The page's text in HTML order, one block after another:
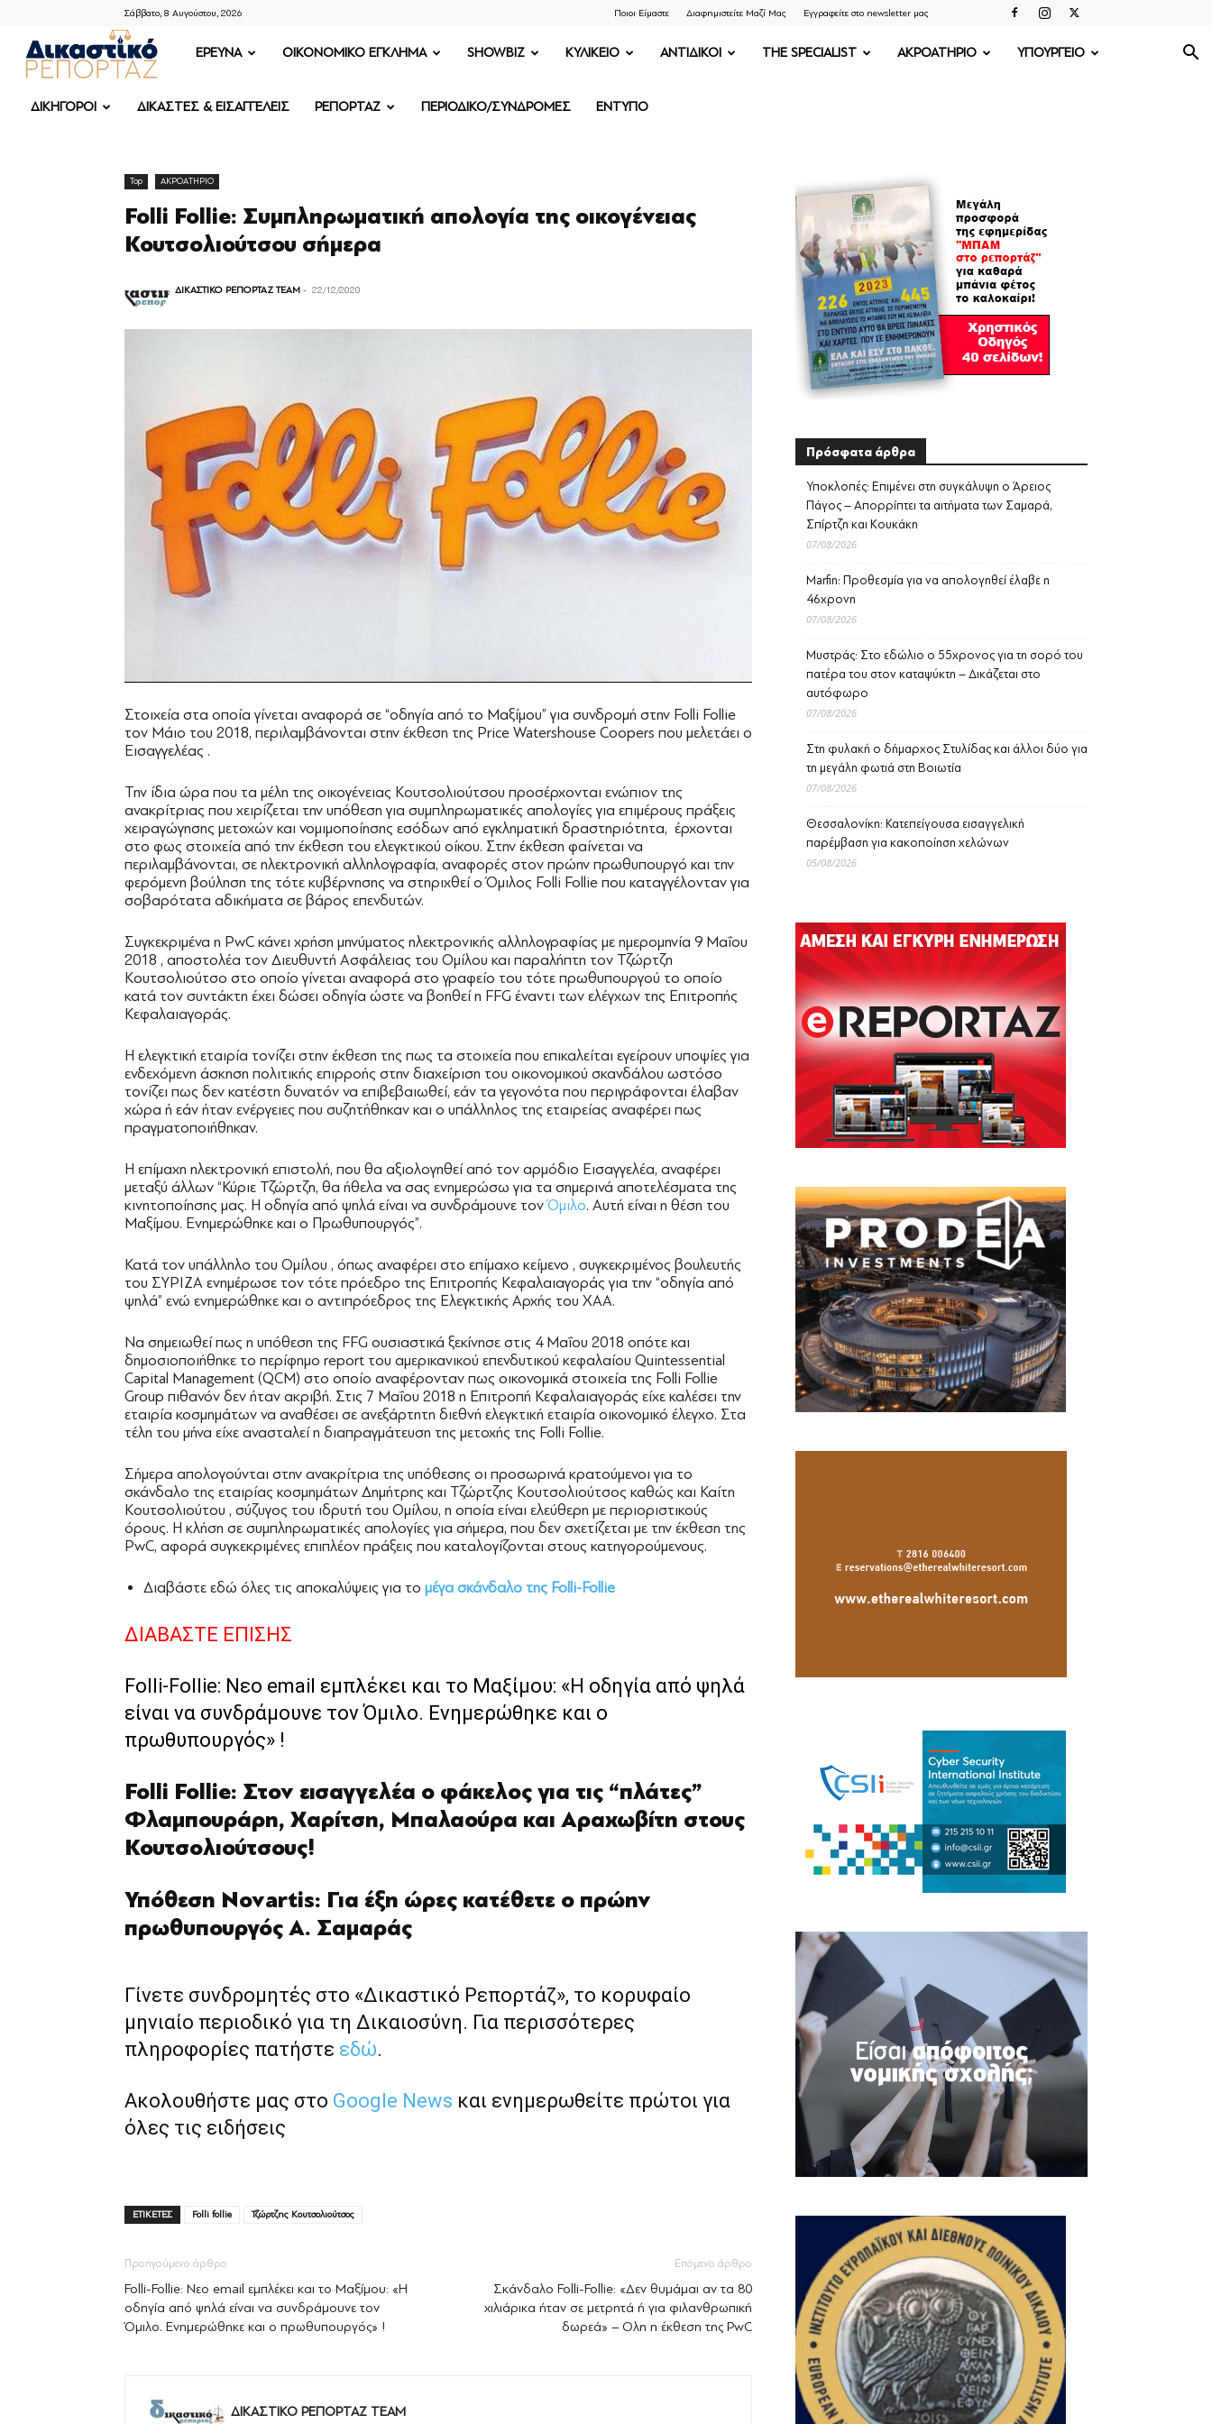
Σάββατο, 8 Αυγούστου, 2026 Ποιοι Είμαστε Διαφημιστείτε Μαζί Μας Εγγραφείτε στο newsletter μας
ΔΙΚΑΣΤΙΚΟ
ΡΕΠΟΡΤΑΖ
ΕΡΕΥΝΑ OIKONOMIKO ΕΓΚΛΗΜΑ SHOWBIZ ΚΥΛΙΚΕΙΟ ΑΝΤΙΔΙΚΟΙ THE SPECIALIST ΑΚΡΟΑΤΗΡΙΟ ΥΠΟΥΡΓΕΙΟ
ΔΙΚΗΓΟΡΟΙ ΔΙΚΑΣΤΕΣ & ΕΙΣΑΓΓΕΛΕΙΣ ΡΕΠΟΡΤΑΖ ΠΕΡΙΟΔΙΚΟ/ΣΥΝΔΡΟΜΕΣ ΕΝΤΥΠΟ
Top ΑΚΡΟΑΤΗΡΙΟ
Folli Follie: Συμπληρωματική απολογία της οικογένειας
Κουτσολιούτσου σήμερα
ΔΙΚΑΣΤΙΚΟ ΡΕΠΟΡΤΑΖ TEAM - 22/12/2020
Στοιχεία στα οποία γίνεται αναφορά σε “οδηγία από το Μαξίμου” για συνδρομή στην Folli Follie
τον Μάιο του 2018, περιλαμβάνονται στην έκθεση της Price Watershouse Coopers που μελετάει ο
Εισαγγελέας .
Την ίδια ώρα που τα μέλη της οικογένειας Κουτσολιούτσου προσέρχονται ενώπιον της
ανακρίτριας που χειρίζεται την υπόθεση για συμπληρωματικές απολογίες για επιμέρους πράξεις
χειραγώγησης μετοχών και νομιμοποίησης εσόδων από εγκληματική δραστηριότητα, έρχονται
στο φως στοιχεία από την έκθεση του ελεγκτικού οίκου. Στην έκθεση φαίνεται να
περιλαμβάνονται, σε ηλεκτρονική αλληλογραφία, αναφορές στον πρώην πρωθυπουργό και την
φερόμενη βούληση της τότε κυβέρνησης να στηριχθεί ο Όμιλος Folli Follie που καταγγέλονταν για
σοβαρότατα αδικήματα σε βάρος επενδυτών.
Συγκεκριμένα η PwC κάνει χρήση μηνύματος ηλεκτρονικής αλληλογραφίας με ημερομηνία 9 Μαΐου
2018 , αποστολέα τον Διευθυντή Ασφάλειας του Ομίλου και παραλήπτη τον Τζώρτζη
Κουτσολιούτσο στο οποίο γίνεται αναφορά στο γραφείο του τότε πρωθυπουργού το οποίο
κατά τον συντάκτη έχει δώσει οδηγία ώστε να βοηθεί η FFG έναντι των ελέγχων της Επιτροπής
Κεφαλαιαγοράς.
Η ελεγκτική εταιρία τονίζει στην έκθεση της πως τα στοιχεία που επικαλείται εγείρουν υποψίες για
ενδεχόμενη άσκηση πολιτικής επιρροής στην διαχείριση του οικονομικού σκανδάλου ωστόσο
τονίζει πως δεν κατέστη δυνατόν να επιβεβαιωθεί, εάν τα γεγονότα που περιγράφονται έλαβαν
χώρα ή εάν ήταν ενέργειες που συζητήθηκαν και ο υπάλληλος της εταιρείας αναφέρει πως
πραγματοποιήθηκαν.
Η επίμαχη ηλεκτρονική επιστολή, που θα αξιολογηθεί από τον αρμόδιο Εισαγγελέα, αναφέρει
μεταξύ άλλων “Κύριε Τζώρτζη, θα ήθελα να σας ενημερώσω για τα σημερινά αποτελέσματα της
κινητοποίησης μας. Η οδηγία από ψηλά είναι να συνδράμουνε τονΌμιλο. Αυτή είναι η θέση του
Μαξίμου. Ενημερώθηκε και ο Πρωθυπουργός”.
Κατά τον υπάλληλο του Ομίλου , όπως αναφέρει στο επίμαχο κείμενο , συγκεκριμένος βουλευτής
του ΣΥΡΙΖΑ ενημέρωσε τον τότε πρόεδρο της Επιτροπής Κεφαλαιαγοράς για την “οδηγία από
ψηλά” ενώ ενημερώθηκε και ο αντιπρόεδρος της Ελεγκτικής Αρχής του ΧΑΑ.
Να σημειωθεί πως η υπόθεση της FFG ουσιαστικά ξεκίνησε στις 4 Μαΐου 2018 οπότε και
δημοσιοποιήθηκε το περίφημο report του αμερικανικού επενδυτικού κεφαλαίου Quintessential
Capital Management (QCM) στο οποίο αναφέρονταν πως οικονομικά στοιχεία της Folli Follie
Group πιθανόν δεν ήταν ακριβή. Στις 7 Μαΐου 2018 η Επιτροπή Κεφαλαιαγοράς είχε καλέσει την
εταιρία κοσμημάτων να αναθέσει σε ανεξάρτητη διεθνή ελεγκτική εταιρία οικονομικό έλεγχο. Στα
τέλη του μήνα είχε ανασταλεί η διαπραγμάτευση της μετοχής της Folli Follie.
Σήμερα απολογούνται στην ανακρίτρια της υπόθεσης οι προσωρινά κρατούμενοι για το
σκάνδαλο της εταιρίας κοσμημάτων Δημήτρης και Τζώρτζης Κουτσολιούτσος καθώς και Καίτη
Κουτσολιούτου , σύζυγος του ιδρυτή του Ομίλου, η οποία είναι ελεύθερη με περιοριστικούς
όρους. Η κλήση σε συμπληρωματικές απολογίες για σήμερα, που δεν σχετίζεται με την έκθεση της
PwC, αφορά συγκεκριμένες επιπλέον πράξεις που καταλογίζονται στους κατηγορούμενους.
Διαβάστε εδώ όλες τις αποκαλύψεις για το μέγα σκάνδαλο της Folli-Follie
ΔΙΑΒΑΣΤΕ ΕΠΙΣΗΣ
Folli-Follie: Νεο email εμπλέκει και το Μαξίμου: «Η οδηγία από ψηλά
είναι να συνδράμουνε τον Όμιλο. Ενημερώθηκε και ο
πρωθυπουργός» !
Folli Follie: Στον εισαγγελέα ο φάκελος για τις “πλάτες”
Φλαμπουράρη, Χαρίτση, Μπαλαούρα και Αραχωβίτη στους
Κουτσολιούτσους!
Υπόθεση Novartis: Για έξη ώρες κατέθετε ο πρώην
πρωθυπουργός Α. Σαμαράς
Γίνετε συνδρομητές στο «Δικαστικό Ρεπορτάζ», το κορυφαίο
μηνιαίο περιοδικό για τη Δικαιοσύνη. Για περισσότερες
πληροφορίες πατήστε εδώ.
Ακολουθήστε μας στο Google News και ενημερωθείτε πρώτοι για
όλες τις ειδήσεις
ΕΤΙΚΕΤΕΣ Folli follie Τζώρτζης Κουτσολιούτσος
Προηγούμενο άρθρο
Folli-Follie: Νεο email εμπλέκει και το Μαξίμου: «Η
οδηγία από ψηλά είναι να συνδράμουνε τον
Όμιλο. Ενημερώθηκε και ο πρωθυπουργός» !
Επόμενο άρθρο
Σκάνδαλο Folli-Follie: «Δεν θυμάμαι αν τα 80
χιλιάρικα ήταν σε μετρητά ή για φιλανθρωπική
δωρεά» – Ολη η έκθεση της PwC
ΔΙΚΑΣΤΙΚΟ ΡΕΠΟΡΤΑΖ TEAM
Πρόσφατα άρθρα
Υποκλοπές: Επιμένει στη συγκάλυψη ο Άρειος
Πάγος – Απορρίπτει τα αιτήματα των Σαμαρά,
Σπίρτζη και Κουκάκη
07/08/2026
Marfin: Προθεσμία για να απολογηθεί έλαβε η
46χρονη
07/08/2026
Μυστράς: Στο εδώλιο ο 55χρονος για τη σορό του
πατέρα του στον καταψύκτη – Δικάζεται στο
αυτόφωρο
07/08/2026
Στη φυλακή ο δήμαρχος Στυλίδας και άλλοι δύο για
τη μεγάλη φωτιά στη Βοιωτία
07/08/2026
Θεσσαλονίκη: Κατεπείγουσα εισαγγελική
παρέμβαση για κακοποίηση χελώνων
05/08/2026